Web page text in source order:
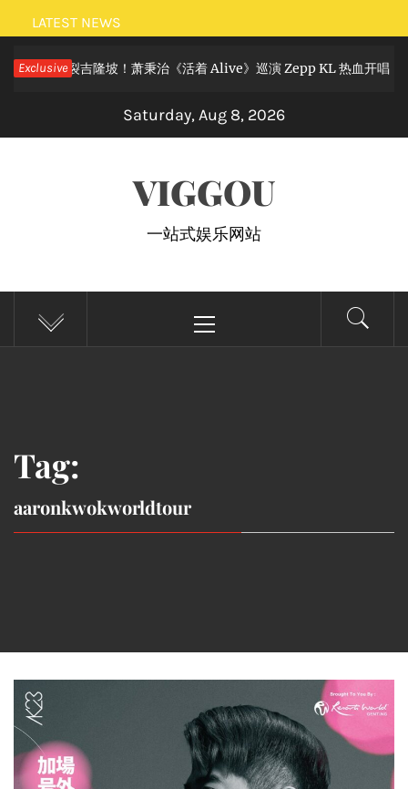
Skip
to
content
LATEST NEWS
Exclusive
滚狂欢炸裂吉隆坡！萧秉治《活着 Alive》巡演 Zepp KL 热血开唱
Saturday, Aug 8, 2026
VIGGOU
一站式娱乐网站
Menu
Tag:
aaronkwokworldtour